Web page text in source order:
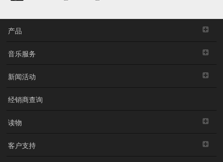
产品
音乐服务
新闻活动
经销商查询
读物
客户支持